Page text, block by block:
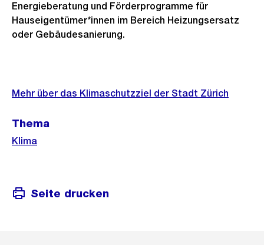
Energieberatung und Förderprogramme für
Hauseigentümer*innen im Bereich Heizungsersatz
oder Gebäudesanierung.
Informationen
Mehr über das Klimaschutzziel der Stadt Zürich
Thema
Klima
Seite drucken